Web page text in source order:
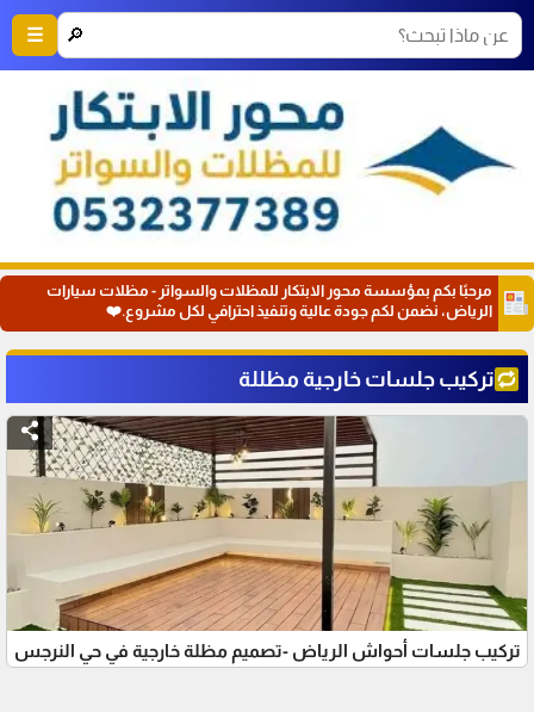
🔎
☰
مرحبًا بكم بمؤسسة محور الابتكار للمظلات والسواتر - مظلات سيارات
الرياض، نضمن لكم جودة عالية وتنفيذ احترافي لكل مشروع.❤️
تركيب جلسات خارجية مظللة
تركيب جلسات أحواش الرياض -تصميم مظلة خارجية في حي النرجس